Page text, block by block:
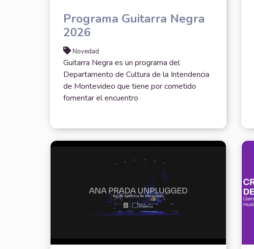
Programa Guitarra Negra
2026
Novedad
Guitarra Negra es un programa del
Departamento de Cultura de la Intendencia
de Montevideo que tiene por cometido
fomentar el encuentro